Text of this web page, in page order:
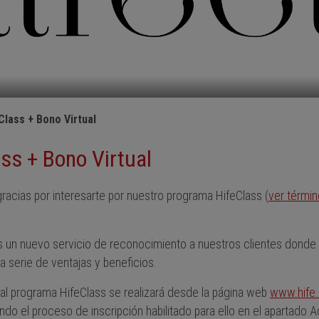
+ Bono Virtual
+ Bono Virtual
por interesarte por nuestro programa HifeClass (ver
nuevo servicio de reconocimiento a nuestros clientes donde
serie de ventajas y beneficios.
programa HifeClass se realizará desde la página web
el proceso de inscripción habilitado para ello en el apartado